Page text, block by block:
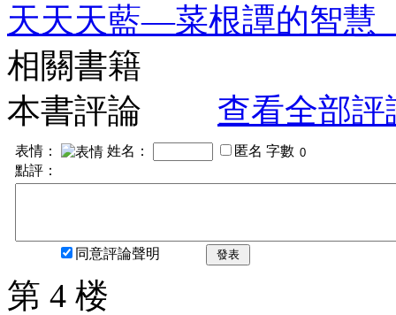
天天天藍—菜根譚的智
相關書籍
本書評論
查看全部評
表情： 姓名： 匿名 字數
點評：
同意評論聲明 發表
第 4 楼